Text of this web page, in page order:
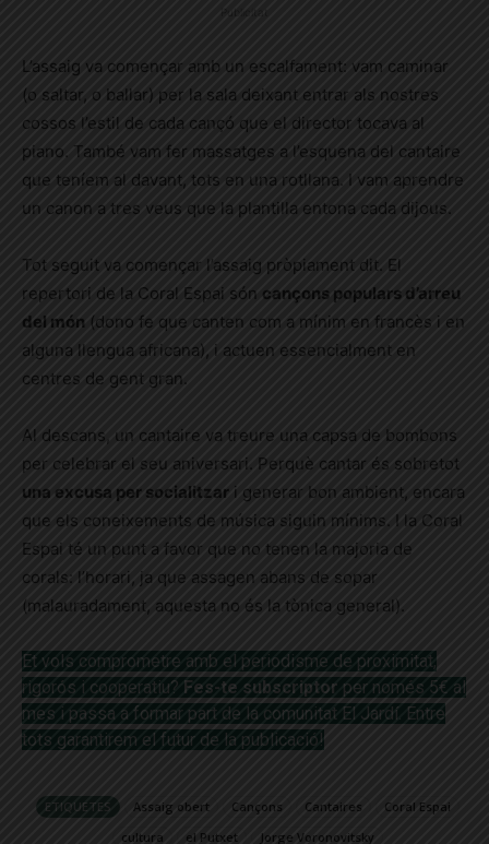
Publicitat
L’assaig va començar amb un escalfament: vam caminar
(o saltar, o ballar) per la sala deixant entrar als nostres
cossos l’estil de cada cançó que el director tocava al
piano. També vam fer massatges a l’esquena del cantaire
que teníem al davant, tots en una rotllana. I vam aprendre
un canon a tres veus que la plantilla entona cada dijous.
Tot seguit va començar l’assaig pròpiament dit. El
repertori de la Coral Espai són cançons populars d’arreu
del món (dono fe que canten com a mínim en francès i en
alguna llengua africana), i actuen essencialment en
centres de gent gran.
Al descans, un cantaire va treure una capsa de bombons
per celebrar el seu aniversari. Perquè cantar és sobretot
una excusa per socialitzar i generar bon ambient, encara
que els coneixements de música siguin mínims. I la Coral
Espai té un punt a favor que no tenen la majoria de
corals: l’horari, ja que assagen abans de sopar
(malauradament, aquesta no és la tònica general).
Et vols comprometre amb el periodisme de proximitat,
rigorós i cooperatiu? Fes-te subscriptor per només 5€ al
mes i passa a formar part de la comunitat El Jardí. Entre
tots garantirem el futur de la publicació!
ETIQUETES Assaig obert Cançons Cantaires
Coral Espai
cultura
el Putxet Jorge Voronovitsky